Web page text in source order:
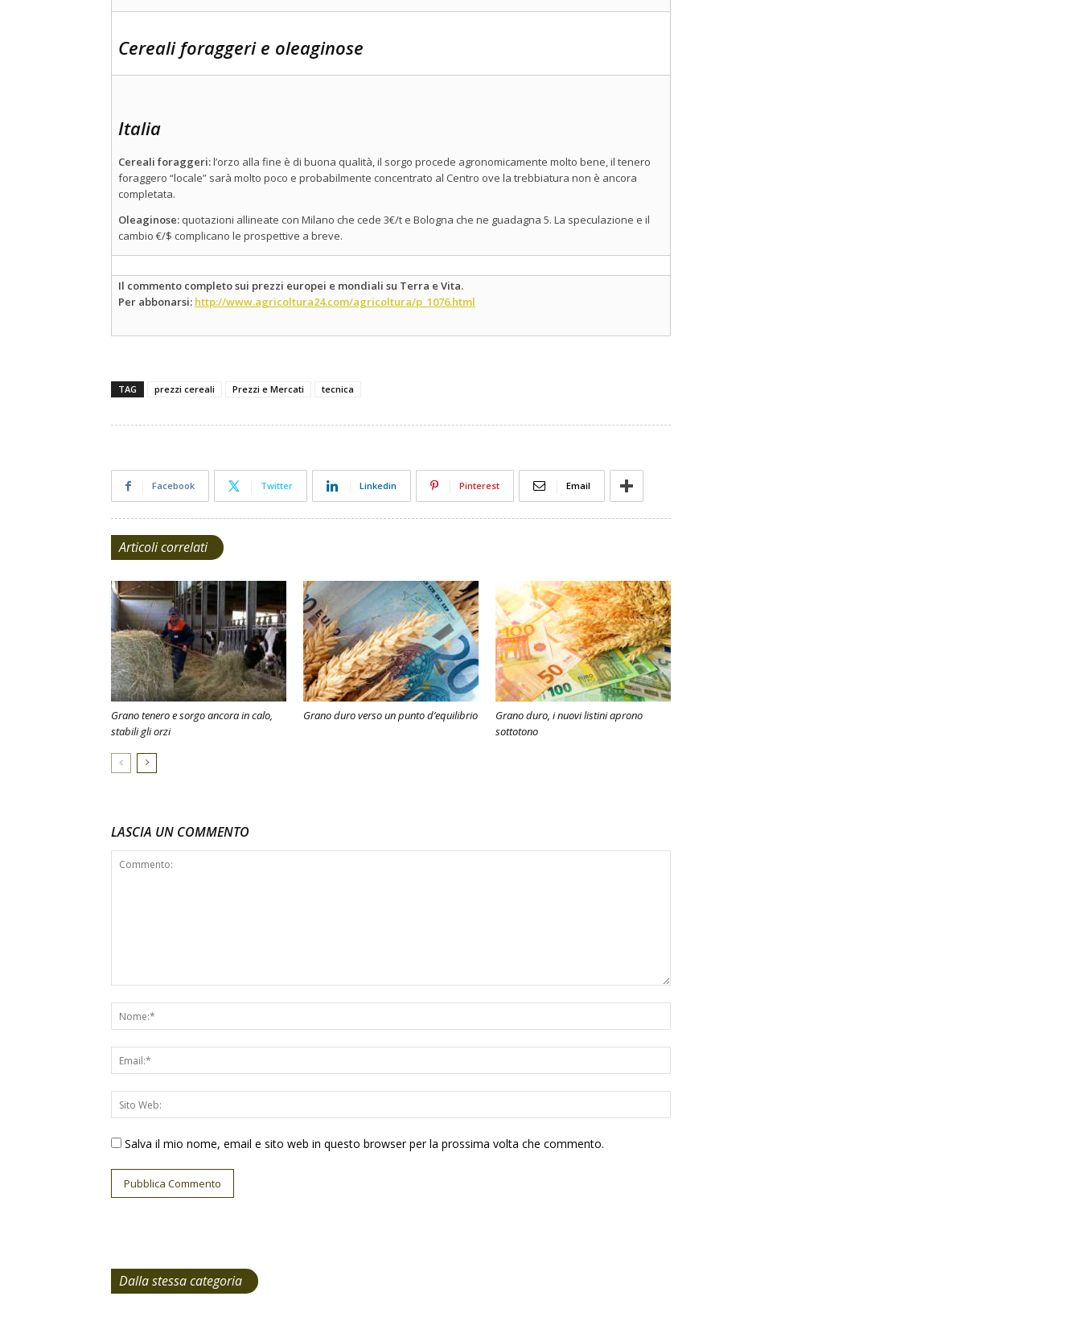
Cereali foraggeri e oleaginose
Italia
Cereali foraggeri:l’orzo alla fine è di buona qualità, il sorgo procede agronomicamente molto bene, il tenero
foraggero “locale” sarà molto poco e probabilmente concentrato al Centro ove la trebbiatura non è ancora
completata.
Oleaginose: quotazioni allineate con Milano che cede 3€/t e Bologna che ne guadagna 5. La speculazione e il
cambio €/$ complicano le prospettive a breve.
Il commento completo sui prezzi europei e mondiali su Terra e Vita.
Per abbonarsi: http://www.agricoltura24.com/agricoltura/p_1076.html
TAG prezzi cereali Prezzi e Mercati tecnica
Facebook Twitter Linkedin Pinterest Email
Articoli correlati
Grano tenero e sorgo ancora in calo,
stabili gli orzi
Grano duro verso un punto d’equilibrio
Grano duro, i nuovi listini aprono
sottotono
LASCIA UN COMMENTO
Salva il mio nome, email e sito web in questo browser per la prossima volta che commento.
Dalla stessa categoria